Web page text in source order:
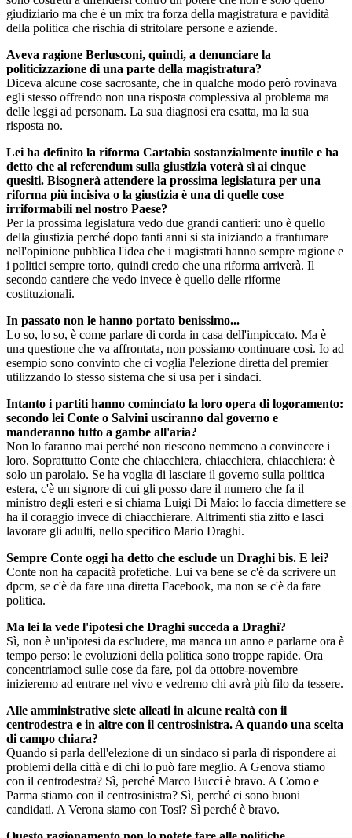
giudiziario ma che è un mix tra forza della magistratura e pavidità
della politica che rischia di stritolare persone e aziende.
Aveva ragione Berlusconi, quindi, a denunciare la
politicizzazione di una parte della magistratura?
Diceva alcune cose sacrosante, che in qualche modo però rovinava
egli stesso offrendo non una risposta complessiva al problema ma
delle leggi ad personam. La sua diagnosi era esatta, ma la sua
risposta no.
Lei ha definito la riforma Cartabia sostanzialmente inutile e ha
detto che al referendum sulla giustizia voterà sì ai cinque
quesiti. Bisognerà attendere la prossima legislatura per una
riforma più incisiva o la giustizia è una di quelle cose
irriformabili nel nostro Paese?
Per la prossima legislatura vedo due grandi cantieri: uno è quello
della giustizia perché dopo tanti anni si sta iniziando a frantumare
nell'opinione pubblica l'idea che i magistrati hanno sempre ragione e
i politici sempre torto, quindi credo che una riforma arriverà. Il
secondo cantiere che vedo invece è quello delle riforme
costituzionali.
In passato non le hanno portato benissimo...
Lo so, lo so, è come parlare di corda in casa dell'impiccato. Ma è
una questione che va affrontata, non possiamo continuare così. Io ad
esempio sono convinto che ci voglia l'elezione diretta del premier
utilizzando lo stesso sistema che si usa per i sindaci.
Intanto i partiti hanno cominciato la loro opera di logoramento:
secondo lei Conte o Salvini usciranno dal governo e
manderanno tutto a gambe all'aria?
Non lo faranno mai perché non riescono nemmeno a convincere i
loro. Soprattutto Conte che chiacchiera, chiacchiera, chiacchiera: è
solo un parolaio. Se ha voglia di lasciare il governo sulla politica
estera, c'è un signore di cui gli posso dare il numero che fa il
ministro degli esteri e si chiama Luigi Di Maio: lo faccia dimettere se
ha il coraggio invece di chiacchierare. Altrimenti stia zitto e lasci
lavorare gli adulti, nello specifico Mario Draghi.
Sempre Conte oggi ha detto che esclude un Draghi bis. E lei?
Conte non ha capacità profetiche. Lui va bene se c'è da scrivere un
dpcm, se c'è da fare una diretta Facebook, ma non se c'è da fare
politica.
Ma lei la vede l'ipotesi che Draghi succeda a Draghi?
Sì, non è un'ipotesi da escludere, ma manca un anno e parlarne ora è
tempo perso: le evoluzioni della politica sono troppe rapide. Ora
concentriamoci sulle cose da fare, poi da ottobre-novembre
inizieremo ad entrare nel vivo e vedremo chi avrà più filo da tessere.
Alle amministrative siete alleati in alcune realtà con il
centrodestra e in altre con il centrosinistra. A quando una scelta
di campo chiara?
Quando si parla dell'elezione di un sindaco si parla di rispondere ai
problemi della città e di chi lo può fare meglio. A Genova stiamo
con il centrodestra? Sì, perché Marco Bucci è bravo. A Como e
Parma stiamo con il centrosinistra? Sì, perché ci sono buoni
candidati. A Verona siamo con Tosi? Sì perché è bravo.